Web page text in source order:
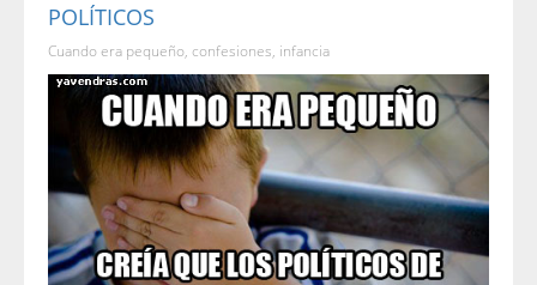
POLÍTICOS
Cuando era pequeño, confesiones, infancia